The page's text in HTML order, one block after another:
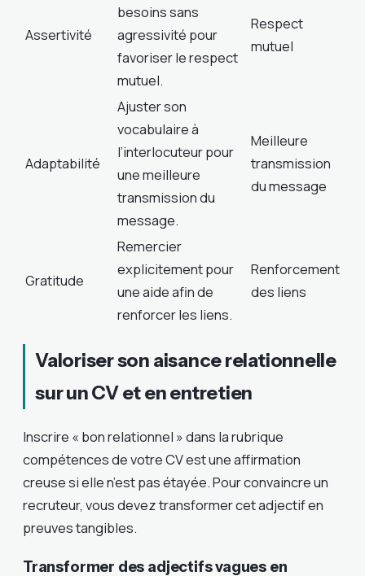
Assertivité
besoins sans
agressivité pour
favoriser le respect
mutuel.
Respect
mutuel
Adaptabilité
Ajuster son
vocabulaire à
l’interlocuteur pour
une meilleure
transmission du
message.
Meilleure
transmission
du message
Gratitude
Remercier
explicitement pour
une aide afin de
renforcer les liens.
Renforcement
des liens
Valoriser son aisance relationnelle
sur un CV et en entretien
Inscrire « bon relationnel » dans la rubrique
compétences de votre CV est une affirmation
creuse si elle n’est pas étayée. Pour convaincre un
recruteur, vous devez transformer cet adjectif en
preuves tangibles.
Transformer des adjectifs vagues en